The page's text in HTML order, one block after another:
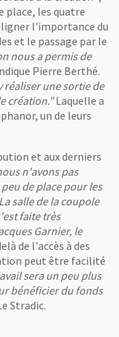
place, les quatre
l'importance du
et le passage par le
nous a permis de
Pierre Berthé.
réaliser une sortie de
création."Laquelle a
un de leurs
et aux derniers
n'avons pas
de place pour les
La salle de la coupole
faite très
Garnier, le
de l'accès à des
peut être facilité
sera un peu plus
bénéficier du fonds
Stradic.